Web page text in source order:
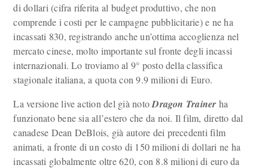
di dollari (cifra riferita al budget produttivo, che non
comprende i costi per le campagne pubblicitarie) e ne ha
incassati 830, registrando anche un’ottima accoglienza nel
mercato cinese, molto importante sul fronte degli incassi
internazionali. Lo troviamo al 9° posto della classifica
stagionale italiana, a quota con 9.9 milioni di Euro.
La versione live action del già notoDragon Trainer ha
funzionato bene sia all’estero che da noi. Il film, diretto dal
canadese Dean DeBlois, già autore dei precedenti film
animati, a fronte di un costo di 150 milioni di dollari ne ha
incassati globalmente oltre 620, con 8.8 milioni di euro da